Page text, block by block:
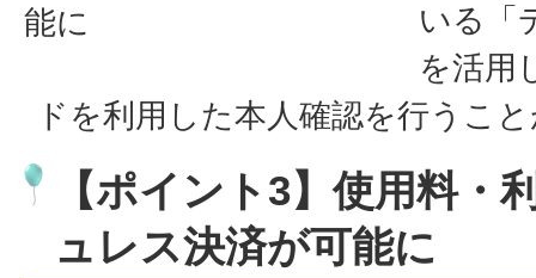
能に
いる「
を活用
ドを利用した本人確認を行うこ
【ポイント3】使用料・
ュレス決済が可能に